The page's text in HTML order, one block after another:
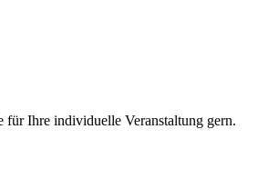
Ihre individuelle Veranstaltung gern.